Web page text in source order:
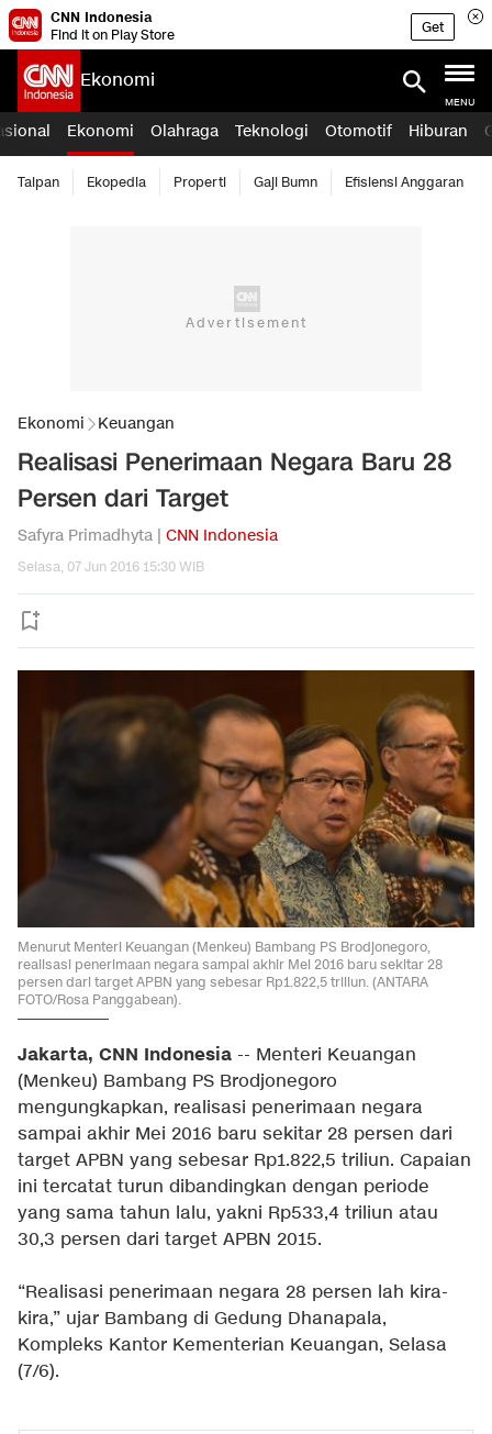
CNN Indonesia
Find it on Play Store
Get
Ekonomi
MENU
Ekonomi Olahraga Teknologi Otomotif Hiburan
Taipan Ekopedia Properti Gaji Bumn Efisiensi Anggaran
Ekonomi Keuangan
Realisasi Penerimaan Negara Baru 28
Persen dari Target
Safyra Primadhyta | CNN Indonesia
Selasa, 07 Jun 2016 15:30 WIB
Menurut Menteri Keuangan (Menkeu) Bambang PS Brodjonegoro,
realisasi penerimaan negara sampai akhir Mei 2016 baru sekitar 28
persen dari target APBN yang sebesar Rp1.822,5 triliun. (ANTARA
FOTO/Rosa Panggabean).
Jakarta, CNN Indonesia -- Menteri Keuangan
(Menkeu) Bambang PS Brodjonegoro
mengungkapkan, realisasi penerimaan negara
sampai akhir Mei 2016 baru sekitar 28 persen dari
target APBN yang sebesar Rp1.822,5 triliun. Capaian
ini tercatat turun dibandingkan dengan periode
yang sama tahun lalu, yakni Rp533,4 triliun atau
30,3 persen dari target APBN 2015.
“Realisasi penerimaan negara 28 persen lah kira-
kira,” ujar Bambang di Gedung Dhanapala,
Kompleks Kantor Kementerian Keuangan, Selasa
(7/6).